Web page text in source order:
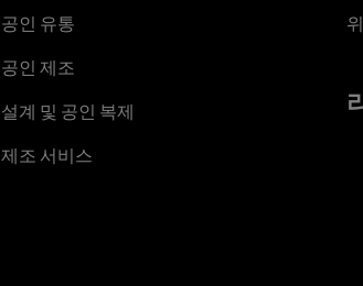
공인 유통
공인 제조
설계 및 공인 복제
제조 서비스